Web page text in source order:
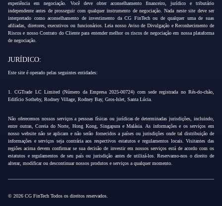
experiência em negociação. Você deve obter aconselhamento financeiro, jurídico e tributário
independente antes de prosseguir com qualquer instrumento de negociação. Nada neste site deve ser
interpretado como aconselhamento de investimento da CG FinTech ou de qualquer uma de suas
afiliadas, diretores, executivos ou funcionários. Leia nosso Aviso de Divulgação e Reconhecimento de
Riscos e nosso Contrato do Cliente para entender melhor os riscos de negociação em nossa plataforma
de negociação.
JURÍDICO:
Este site é operado pelas seguintes entidades:
1. CGTrade LC Limited (Número da Empresa 2025-00724) com sede registrada no Rés-do-chão,
Edifício Sotheby, Rodney Village, Rodney Bay, Gros-Islet, Santa Lúcia.
Não oferecemos nossos serviços a pessoas físicas ou jurídicas de determinadas jurisdições, incluindo,
entre outras, Coreia do Norte, Hong Kong, Singapura e Malásia. As informações e os serviços em
nosso website não se aplicam e não serão fornecidos a países ou jurisdições onde tal distribuição de
informações e serviços seja contrária aos respectivos estatutos e regulamentos locais. Visitantes das
regiões acima devem confirmar se sua decisão de investir em nossos serviços está de acordo com os
estatutos e regulamentos de seu país ou jurisdição antes de utilizá-los. Reservamo-nos o direito de
alterar, modificar ou descontinuar nossos produtos e serviços a qualquer momento.
© 2026 CG FinTech Todos os direitos reservados.